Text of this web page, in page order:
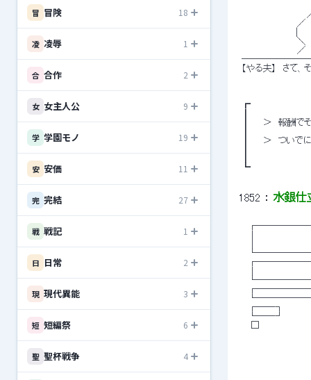
冒 冒険 18
凌 凌辱 1
合 合作 2
女 女主人公 9
学 学園モノ 19
安 安価 11
完 完結 27
戦 戦記 1
日 日常 2
現 現代異能 3
短 短編祭 6
聖 聖杯戦争 4
／　　
／　─　
／ 　 （●）
|　 　 　 （__
＼　 　　
／　　　 　
【やる夫】　さて
┏
┃　　＞　報酬で
┃　　＞　ついで
┗
1852 ： 水銀仕
┌──┐
└──┘